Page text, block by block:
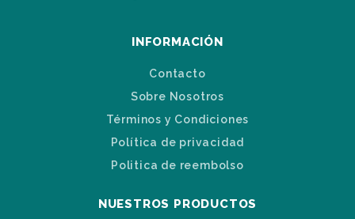
INFORMACIÓN
Contacto
Sobre Nosotros
Términos y Condiciones
Política de privacidad
Politica de reembolso
NUESTROS PRODUCTOS